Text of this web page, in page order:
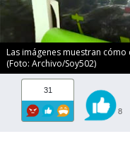
Las imágenes muestran
(Foto: Archivo/Soy502)
31
8